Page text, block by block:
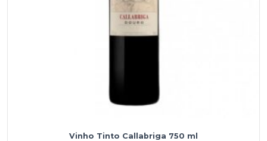
Vinho Tinto Callabriga 750 ml